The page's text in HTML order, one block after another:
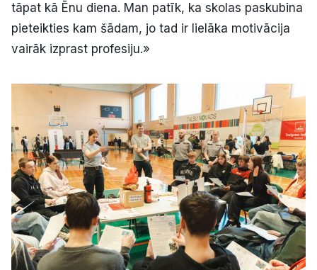
tāpat kā Ēnu diena. Man patīk, ka skolas paskubina
pieteikties kam šādam, jo tad ir lielāka motivācija
vairāk izprast profesiju.»